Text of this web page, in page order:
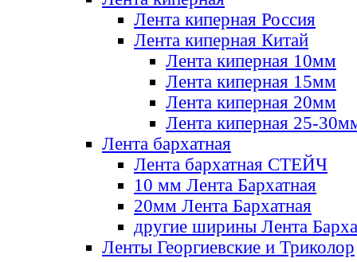
Лента киперная Россия
Лента киперная Китай
Лента киперная 10мм
Лента киперная 15мм
Лента киперная 20мм
Лента киперная 25-
Лента бархатная
Лента бархатная СТЕЙЧ
10 мм Лента Бархатная
20мм Лента Бархатная
другие ширины Лента
Ленты Георгиевские и Триколор